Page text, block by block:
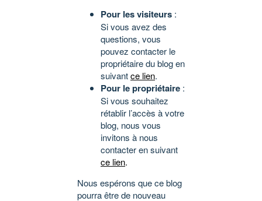
Pour les visiteurs :
Si vous avez des
questions, vous
pouvez contacter le
propriétaire du blog en
suivantce lien.
Pour le propriétaire :
Si vous souhaitez
rétablir l’accès à votre
blog, nous vous
invitons à nous
contacter en suivant
ce lien.
Nous espérons que ce blog
pourra être de nouveau